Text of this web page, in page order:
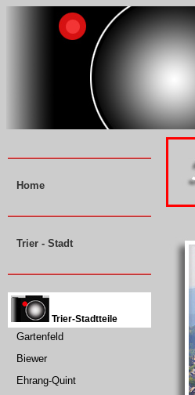
Home
Trier - Stadt
Trier-Stadtteile
Gartenfeld
Biewer
Ehrang-Quint